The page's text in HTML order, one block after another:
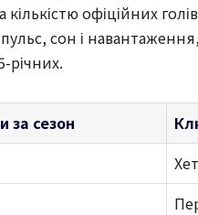
офіційних
сон і
річних.
за сезон